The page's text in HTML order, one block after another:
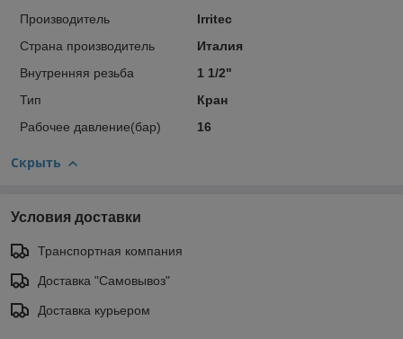
Производитель
Irritec
Страна производитель
Италия
Внутренняя резьба
1 1/2"
Тип
Кран
Рабочее давление(бар)
16
Скрыть
Условия доставки
Транспортная компания
Доставка "Самовывоз"
Доставка курьером